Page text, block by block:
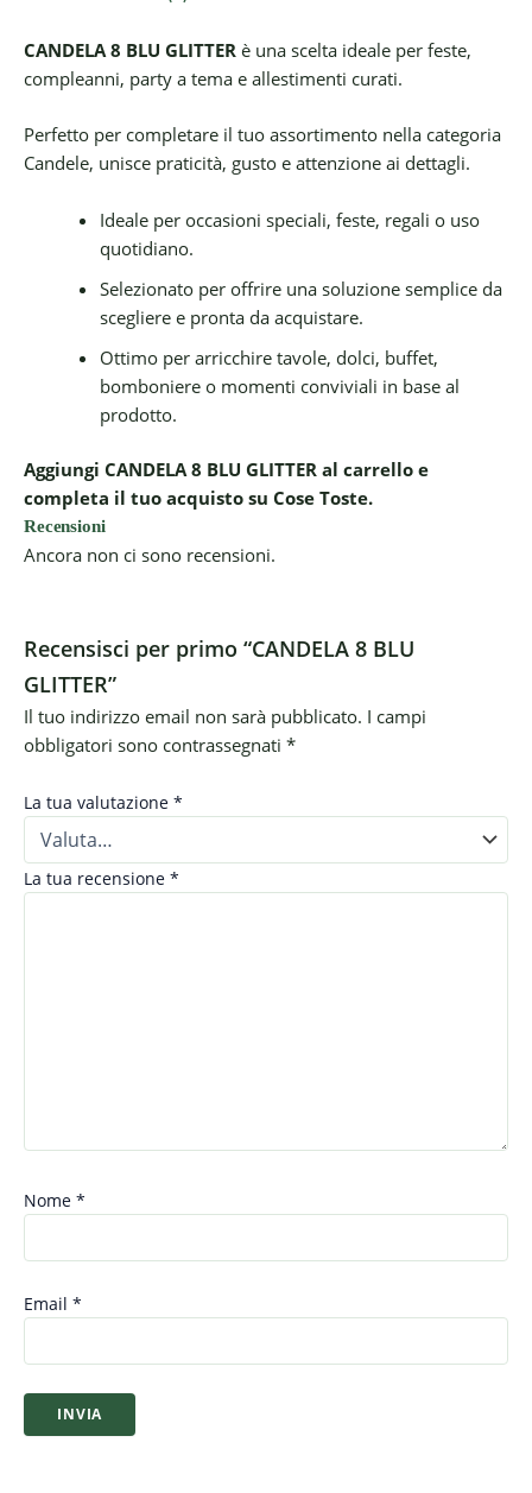
CANDELA 8 BLU GLITTER è una scelta ideale per feste,
compleanni, party a tema e allestimenti curati.
Perfetto per completare il tuo assortimento nella categoria
Candele, unisce praticità, gusto e attenzione ai dettagli.
Ideale per occasioni speciali, feste, regali o uso
quotidiano.
Selezionato per offrire una soluzione semplice da
scegliere e pronta da acquistare.
Ottimo per arricchire tavole, dolci, buffet,
bomboniere o momenti conviviali in base al
prodotto.
Aggiungi CANDELA 8 BLU GLITTER al carrello e
completa il tuo acquisto su Cose Toste.
Recensioni
Ancora non ci sono recensioni.
Recensisci per primo “CANDELA 8 BLU
GLITTER”
Il tuo indirizzo email non sarà pubblicato. I campi
obbligatori sono contrassegnati *
La tua valutazione *
La tua recensione *
Nome *
Email *